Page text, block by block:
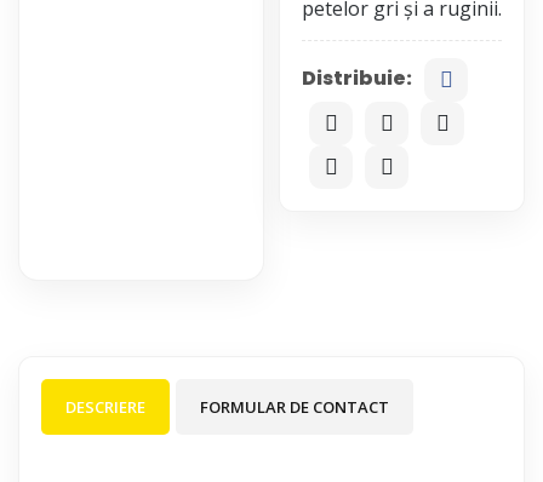
Distribuie:
DESCRIERE FORMULAR DE CONTACT